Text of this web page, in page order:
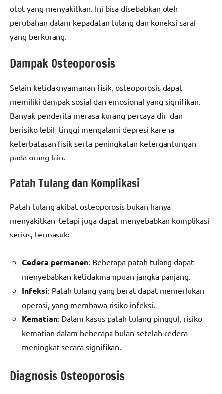
otot yang menyakitkan. Ini bisa disebabkan oleh
perubahan dalam kepadatan tulang dan koneksi saraf
yang berkurang.
Dampak Osteoporosis
Selain ketidaknyamanan fisik, osteoporosis dapat
memiliki dampak sosial dan emosional yang signifikan.
Banyak penderita merasa kurang percaya diri dan
berisiko lebih tinggi mengalami depresi karena
keterbatasan fisik serta peningkatan ketergantungan
pada orang lain.
Patah Tulang dan Komplikasi
Patah tulang akibat osteoporosis bukan hanya
menyakitkan, tetapi juga dapat menyebabkan komplikasi
serius, termasuk:
Cedera permanen: Beberapa patah tulang dapat
menyebabkan ketidakmampuan jangka panjang.
Infeksi: Patah tulang yang berat dapat memerlukan
operasi, yang membawa risiko infeksi.
Kematian: Dalam kasus patah tulang pinggul, risiko
kematian dalam beberapa bulan setelah cedera
meningkat secara signifikan.
Diagnosis Osteoporosis